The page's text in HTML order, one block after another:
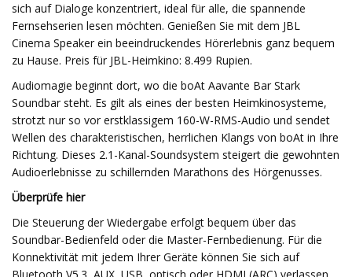
sich auf Dialoge konzentriert, ideal für alle, die spannende
Fernsehserien lesen möchten. Genießen Sie mit dem JBL
Cinema Speaker ein beeindruckendes Hörerlebnis ganz bequem
zu Hause. Preis für JBL-Heimkino: 8.499 Rupien.
Audiomagie beginnt dort, wo die boAt Aavante Bar Stark
Soundbar steht. Es gilt als eines der besten Heimkinosysteme,
strotzt nur so vor erstklassigem 160-W-RMS-Audio und sendet
Wellen des charakteristischen, herrlichen Klangs von boAt in Ihre
Richtung. Dieses 2.1-Kanal-Soundsystem steigert die gewohnten
Audioerlebnisse zu schillernden Marathons des Hörgenusses.
Überprüfe hier
Die Steuerung der Wiedergabe erfolgt bequem über das
Soundbar-Bedienfeld oder die Master-Fernbedienung. Für die
Konnektivität mit jedem Ihrer Geräte können Sie sich auf